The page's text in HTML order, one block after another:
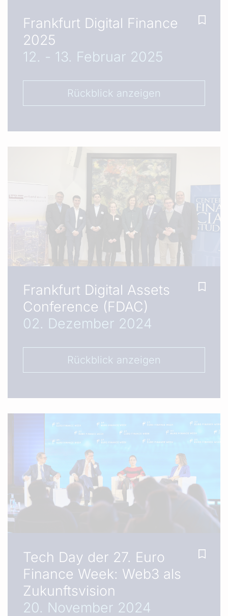
Frankfurt Digital Finance
2025
12. - 13. Februar 2025
Rückblick anzeigen
Frankfurt Digital Assets
Conference (FDAC)
02. Dezember 2024
Rückblick anzeigen
Tech Day der 27. Euro
Finance Week: Web3 als
Zukunftsvision
20. November 2024